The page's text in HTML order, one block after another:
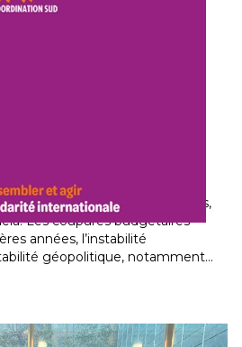
connaît des difficultés profondes,
Les coupures budgétaires
années, l’instabilité
géopolitique, notamment…